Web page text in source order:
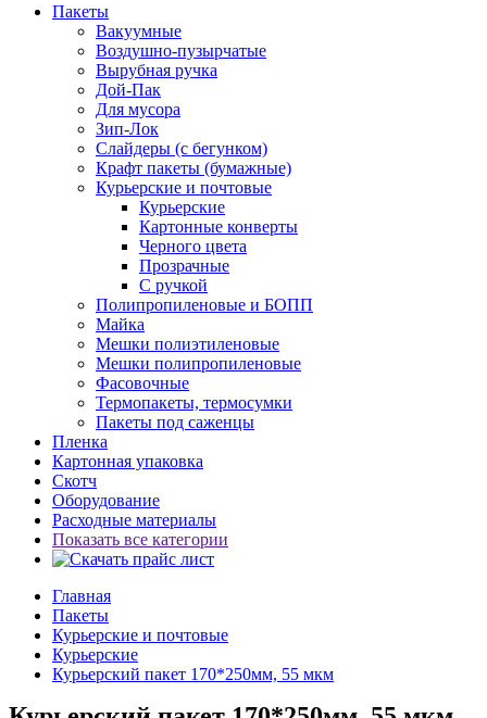
Пакеты
Вакуумные
Воздушно-пузырчатые
Вырубная ручка
Дой-Пак
Для мусора
Зип-Лок
Слайдеры (с бегунком)
Крафт пакеты (бумажные)
Курьерские и почтовые
Курьерские
Картонные конверты
Черного цвета
Прозрачные
С ручкой
Полипропиленовые и БОПП
Майка
Мешки полиэтиленовые
Мешки полипропиленовые
Фасовочные
Термопакеты, термосумки
Пакеты под саженцы
Пленка
Картонная упаковка
Скотч
Оборудование
Расходные материалы
Показать все категории
Главная
Пакеты
Курьерские и почтовые
Курьерские
Курьерский пакет 170*250мм, 55 мкм